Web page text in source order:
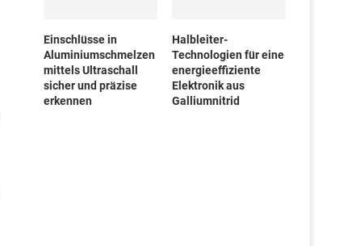
Einschlüsse in
Aluminiumschmelzen
mittels Ultraschall
sicher und präzise
erkennen
Halbleiter-
Technologien für eine
energieeffiziente
Elektronik aus
Galliumnitrid